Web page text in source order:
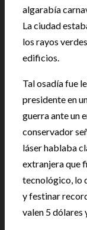
algarabía
La ciudad
los rayos
edificios.
Tal osadía fue
presidente en
guerra ante un
conservador
láser hablaba
extranjera que
tecnológico, lo
y festinar
valen 5 dólares